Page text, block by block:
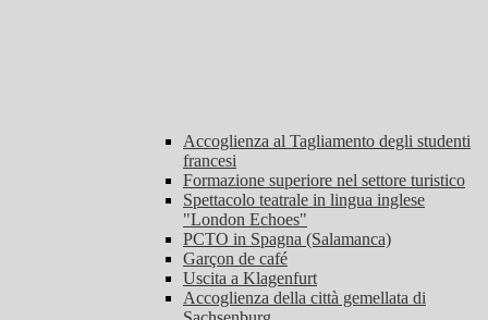
Accoglienza al Tagliamento degli studenti
francesi
Formazione superiore nel settore turistico
Spettacolo teatrale in lingua inglese
"London Echoes"
PCTO in Spagna (Salamanca)
Garçon de café
Uscita a Klagenfurt
Accoglienza della città gemellata di